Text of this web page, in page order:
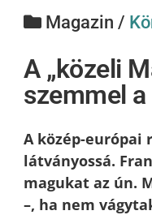
Magazin /
A „közeli
szemmel
A közép-európai
látványossá.
magukat az ún.
–, ha nem